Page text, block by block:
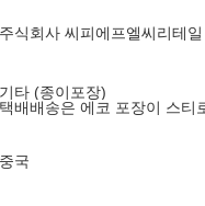
주식회사 씨피에프엘씨리테일
기타 (종이포장)
택배배송은 에코 포장이 스티
중국